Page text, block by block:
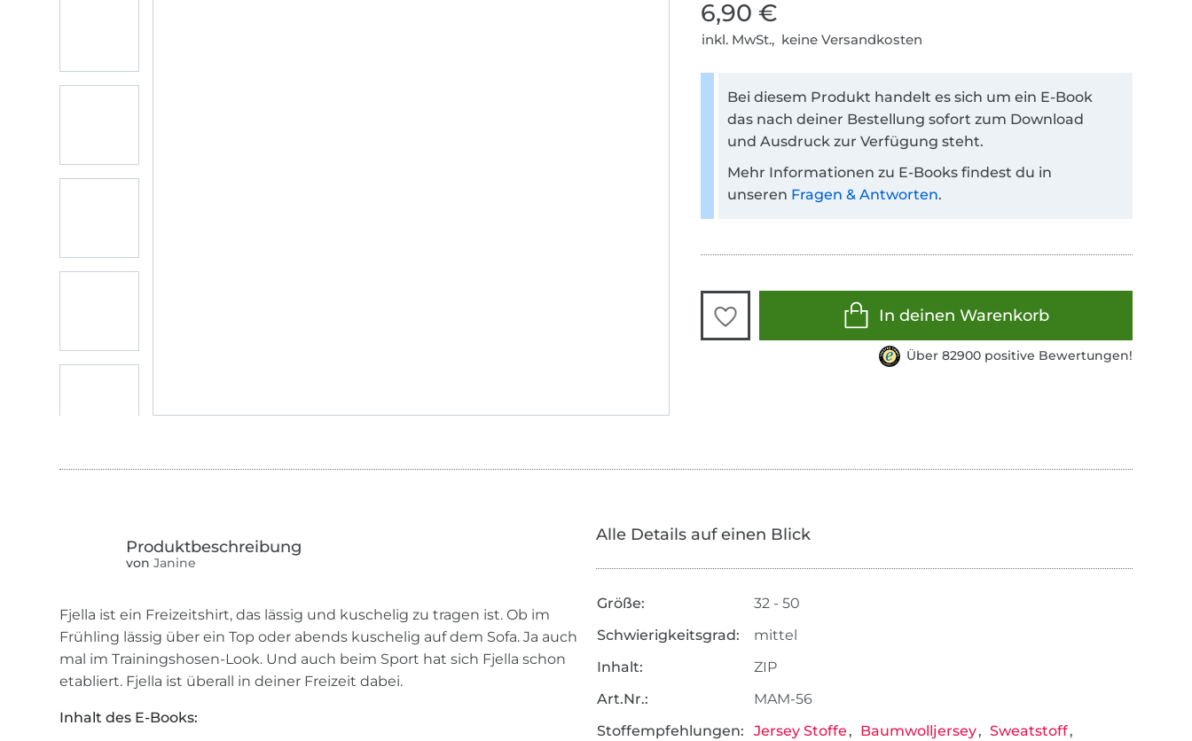
6,90 €
inkl. MwSt., keine Versandkosten
Bei diesem Produkt handelt es sich um ein E-Book
das nach deiner Bestellung sofort zum Download
und Ausdruck zur Verfügung steht.
Mehr Informationen zu E-Books findest du in
unseren Fragen & Antworten.
In deinen Warenkorb
Über 82900 positive Bewertungen!
von Janine
Fjella ist ein Freizeitshirt, das lässig und kuschelig zu tragen ist. Ob im
Frühling lässig über ein Top oder abends kuschelig auf dem Sofa. Ja auch
mal im Trainingshosen-Look. Und auch beim Sport hat sich Fjella schon
etabliert. Fjella ist überall in deiner Freizeit dabei.
Inhalt des E-Books:
Alle Details auf einen Blick
Größe:
32 - 50
Schwierigkeitsgrad:
mittel
Inhalt:
ZIP
Art.Nr.:
MAM-56
Stoffempfehlungen:
Jersey Stoffe Baumwolljersey
Sweatstoff